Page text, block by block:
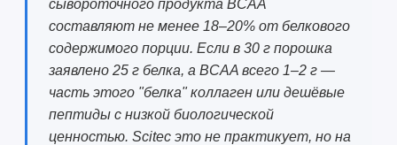
сывороточного продукта BCAA
составляют не менее 18–20% от белкового
содержимого порции. Если в 30 г порошка
заявлено 25 г белка, а BCAA всего 1–2 г —
часть этого "белка" коллаген или дешёвые
пептиды с низкой биологической
ценностью. Scitec это не практикует, но на